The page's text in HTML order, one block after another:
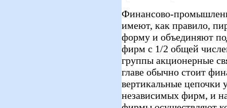
Финансово-
имеют, как правило,
форму и объединяют
фирм с 1/2 общей
группы акционерные
главе обычно стоит
вертикальные цепочки
независимых фирм, и